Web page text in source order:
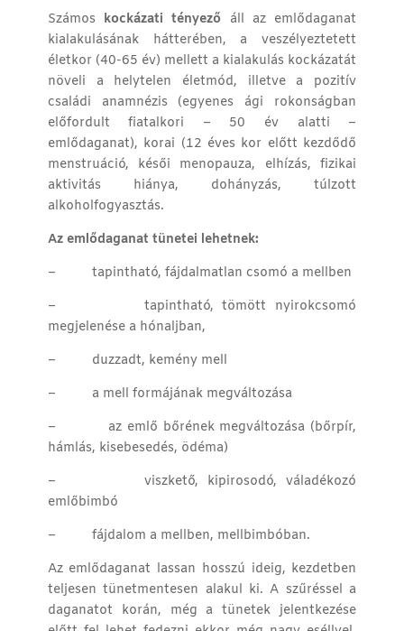
Számos kockázati tényező áll az emlődaganat
kialakulásának hátterében, a veszélyeztetett
életkor (40-65 év) mellett a kialakulás kockázatát
növeli a helytelen életmód, illetve a pozitív
családi anamnézis (egyenes ági rokonságban
előfordult fiatalkori – 50 év alatti –
emlődaganat), korai (12 éves kor előtt kezdődő
menstruáció, késői menopauza, elhízás, fizikai
aktivitás hiánya, dohányzás, túlzott
alkoholfogyasztás.
Az emlődaganat tünetei lehetnek:
– tapintható, fájdalmatlan csomó a mellben
– tapintható, tömött nyirokcsomó
megjelenése a hónaljban,
– duzzadt, kemény mell
– a mell formájának megváltozása
– az emlő bőrének megváltozása (bőrpír,
hámlás, kisebesedés, ödéma)
–viszkető, kipirosodó, váladékozó
emlőbimbó
– fájdalom a mellben, mellbimbóban.
Az emlődaganat lassan hosszú ideig, kezdetben
teljesen tünetmentesen alakul ki. A szűréssel a
daganatot korán, még a tünetek jelentkezése